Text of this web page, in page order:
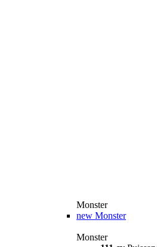
Monster
new Monster
Monster